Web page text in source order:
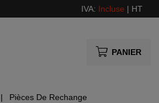
IVA: Incluse | HT
PANIER
Pièces De Rechange